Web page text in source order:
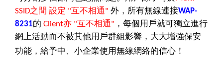
SSID之間 設定 "互不相通" 外，所有無線連接WAP-
8231的 Client亦 "互不相通" ，每個用戶就可獨立進行
網上活動而不被其他用戶群組影響，大大增強保安
功能，給予中、小企業使用無線網絡的信心！